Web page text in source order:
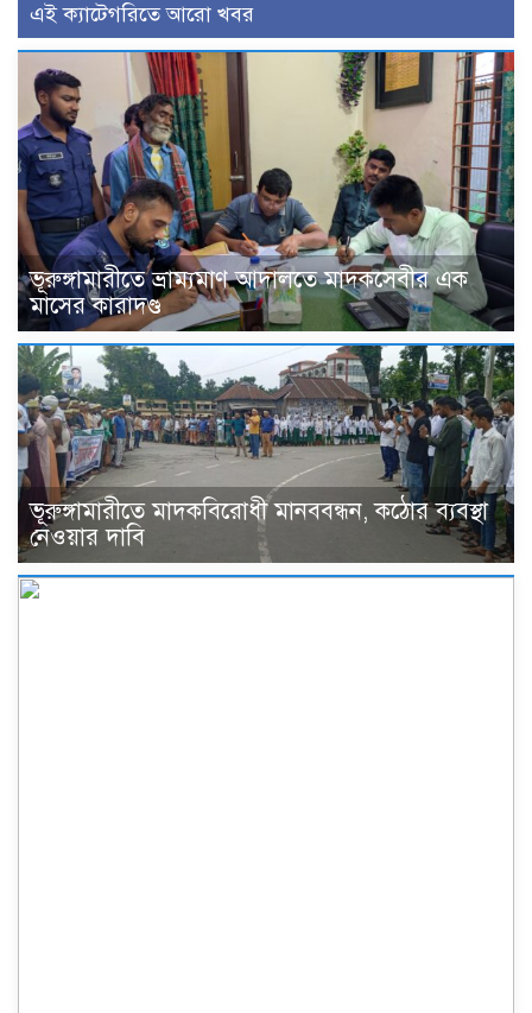
এই ক্যাটেগরিতে আরো খবর
ভূরুঙ্গামারীতে ভ্রাম্যমাণ আদালতে মাদকসেবীর এক
মাসের কারাদণ্ড
ভূরুঙ্গামারীতে মাদকবিরোধী মানববন্ধন, কঠোর ব্যবস্থা
নেওয়ার দাবি